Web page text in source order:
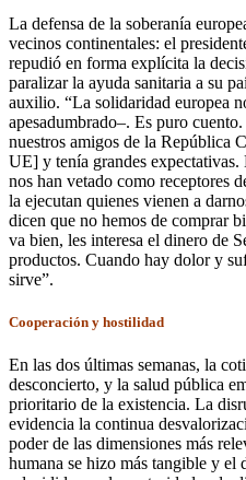
La defensa de la soberanía
vecinos continentales: el
repudió en forma explícita la
paralizar la ayuda sanitaria a su
auxilio. “La solidaridad europea
apesadumbrado–. Es puro
nuestros amigos de la República
UE] y tenía grandes
nos han vetado como receptores
la ejecutan quienes vienen a
dicen que no hemos de comprar
va bien, les interesa el dinero de
productos. Cuando hay dolor y
sirve”.
Cooperación y hostilidad
En las dos últimas semanas, la
desconcierto, y la salud pública
prioritario de la existencia. La
evidencia la continua
poder de las dimensiones más
humana se hizo más tangible y el